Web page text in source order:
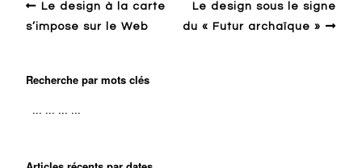
Le design à la carte
s’impose sur le Web
Le design sous le signe
du « Futur archaïque »
Recherche par mots clés